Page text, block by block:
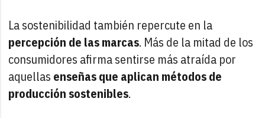
La sostenibilidad también repercute en la
percepción de las marcas. Más de la mitad de los
consumidores afirma sentirse más atraída por
aquellas enseñas que aplican métodos de
producción sostenibles.